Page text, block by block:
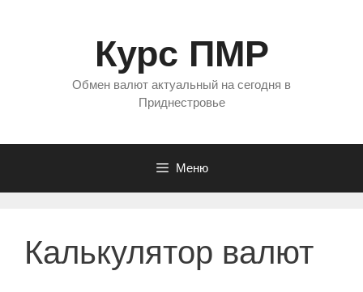
Курс ПМР
Обмен валют актуальный на сегодня в
Приднестровье
Меню
Калькулятор валют